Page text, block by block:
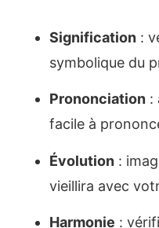
Signification :
symbolique du
Prononciation :
facile à
Évolution :
vieillira avec
Harmonie :